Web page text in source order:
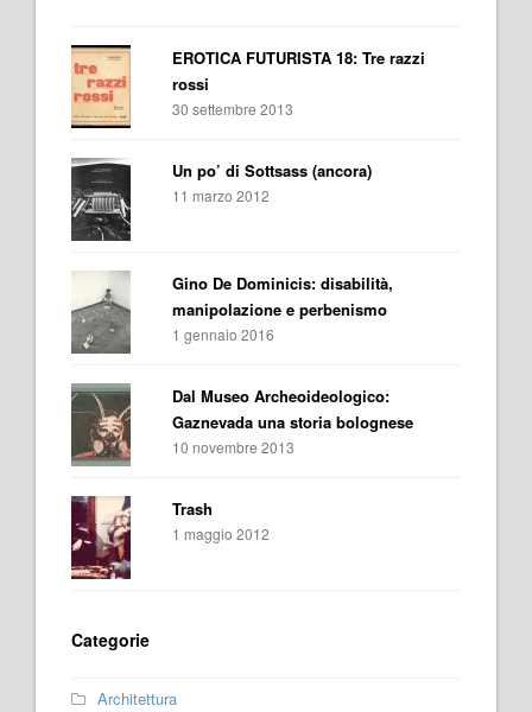
EROTICA FUTURISTA 18: Tre razzi
rossi
30 settembre 2013
Un po’ di Sottsass (ancora)
11 marzo 2012
Gino De Dominicis: disabilità,
manipolazione e perbenismo
1 gennaio 2016
Dal Museo Archeoideologico:
Gaznevada una storia bolognese
10 novembre 2013
Trash
1 maggio 2012
Categorie
Architettura